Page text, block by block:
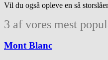
Vil du også opleve en så
3 af vores mest
Mont Blanc